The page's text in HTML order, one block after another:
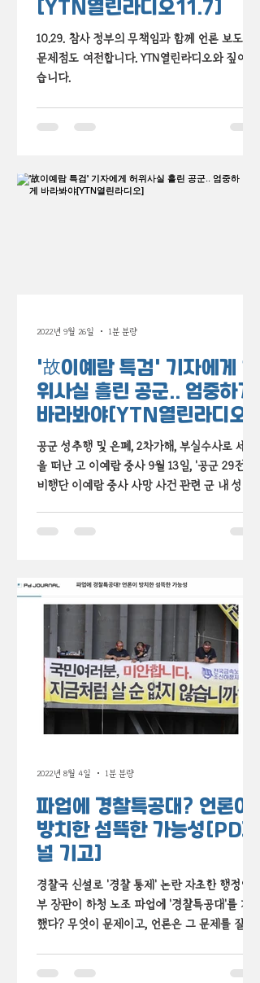
[YTN열린라디오11.7]
10.29. 참사 정부의 무책임과 함께 언론 보도의
문제점도 여전합니다. YTN열린라디오와 짚어봤
습니다.
'故이예람 특검' 기자에게 허
위사실 흘린 공군.. 엄중하게
바라봐야[YTN열린라디오]
공군 성추행 및 은폐, 2차가해, 부실수사로 세상
을 떠난 고 이예람 중사 9월 13일, '공군 29전투
비행단 이예람 중사 사망 사건 관련 군 내 성폭
사'가 100일의 활동을 종료하고 수사 결과를...
2022년 9월 26일 1분 분량
파업에 경찰특공대? 언론이
방치한 섬뜩한 가능성[PD저
널 기고]
경찰국 신설로 '경찰 통제' 논란 자초한 행정안전
부 장관이 하청 노조 파업에 '경찰특공대'를 거론
했다? 무엇이 문제이고, 언론은 그 문제를 잘 보
2022년 8월 4일 1분 분량